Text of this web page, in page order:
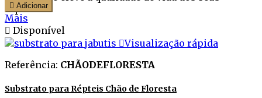
répteis.
 Adicionar
Mais
 Disponível
Visualização rápida
Referência: CHÃODEFLORESTA
Substrato para Répteis Chão de Floresta